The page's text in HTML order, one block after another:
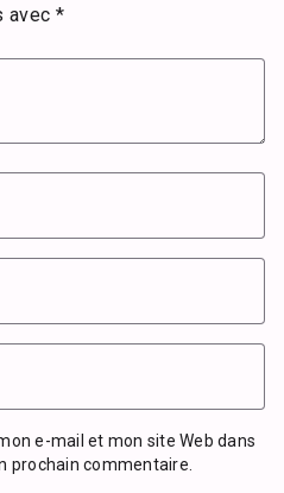
avec *
e-mail et mon site Web dans
prochain commentaire.